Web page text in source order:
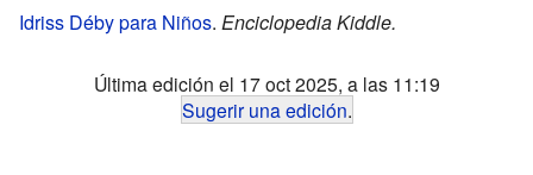
Idriss Déby para Niños. Enciclopedia Kiddle.
Última edición el 17 oct 2025, a las 11:19
Sugerir una edición.